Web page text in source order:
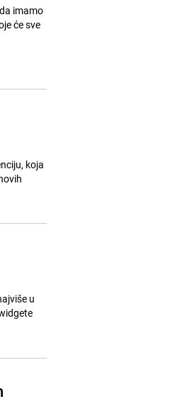
imamo
će sve
koja
u